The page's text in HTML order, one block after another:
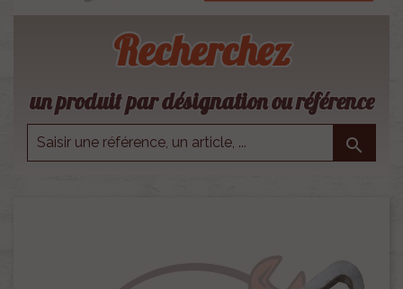
Recherchez
un produit par désignation ou référence
